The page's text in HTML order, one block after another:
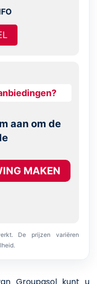
aan om de
MAKEN
De prijzen variëren
Groupasol kunt u